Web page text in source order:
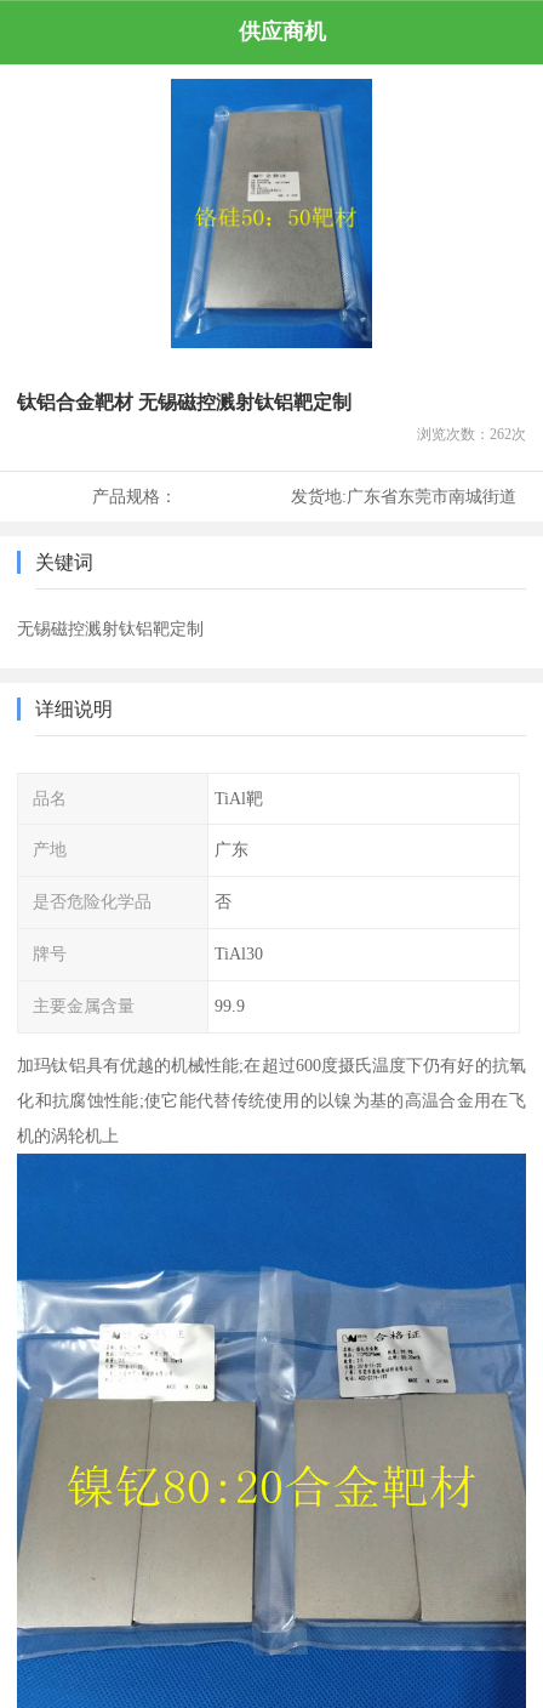
供应商机
钛铝合金靶材 无锡磁控溅射钛铝靶定制
浏览次数： 262次
产品规格： 发货地:广东省东莞市南城街道
关键词
无锡磁控溅射钛铝靶定制
详细说明
品名 TiAl靶
产地 广东
是否危险化学品 否
牌号 TiAl30
主要金属含量 99.9
加玛钛铝具有优越的机械性能;在超过600度摄氏温度下仍有好的抗氧
化和抗腐蚀性能;使它能代替传统使用的以镍为基的高温合金用在飞
机的涡轮机上